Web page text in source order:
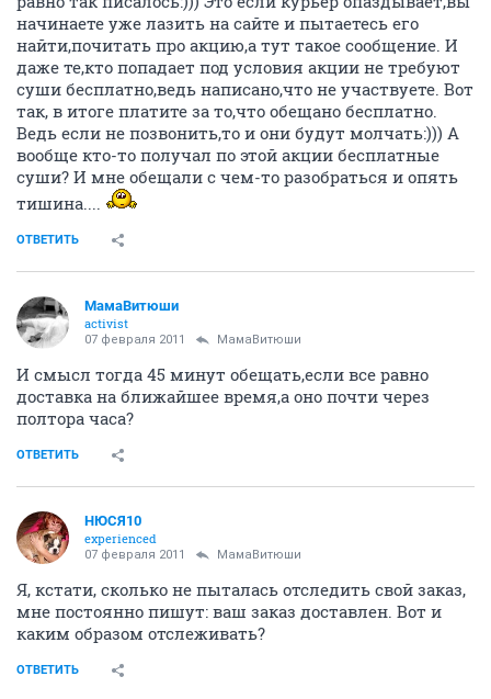
начинаете уже лазить на сайте и пытаетесь его
найти,почитать про акцию,а тут такое сообщение. И
даже те,кто попадает под условия акции не требуют
суши бесплатно,ведь написано,что не участвуете. Вот
так, в итоге платите за то,что обещано бесплатно.
Ведь если не позвонить,то и они будут молчать:))) А
вообще кто-то получал по этой акции бесплатные
суши? И мне обещали с чем-то разобраться и опять
тишина....
ОТВЕТИТЬ
МамаВитюши
activist
07 февраля 2011 МамаВитюши
И смысл тогда 45 минут обещать,если все равно
доставка на ближайшее время,а оно почти через
полтора часа?
ОТВЕТИТЬ
НЮСЯ10
experienced
07 февраля 2011 МамаВитюши
Я, кстати, сколько не пыталась отследить свой заказ,
мне постоянно пишут: ваш заказ доставлен. Вот и
каким образом отслеживать?
ОТВЕТИТЬ